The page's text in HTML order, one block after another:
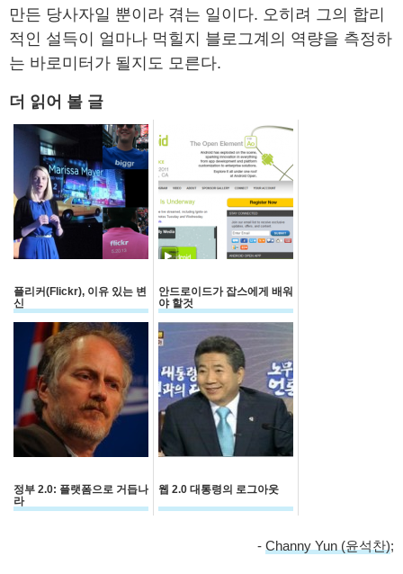
만든 당사자일 뿐이라 겪는 일이다. 오히려 그의 합리
적인 설득이 얼마나 먹힐지 블로그계의 역량을 측정하
는 바로미터가 될지도 모른다.
더 읽어 볼 글
플리커(Flickr), 이유 있는 변
신
안드로이드가 잡스에게 배워
야 할것
정부 2.0: 플랫폼으로 거듭나
라
웹 2.0 대통령의 로그아웃
- Channy Yun (윤석찬);